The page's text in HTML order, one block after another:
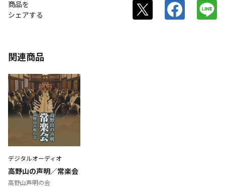
商品を
シェアする
関連商品
デジタルオーディオ
高野山の声明／常楽会
高野山声明の会